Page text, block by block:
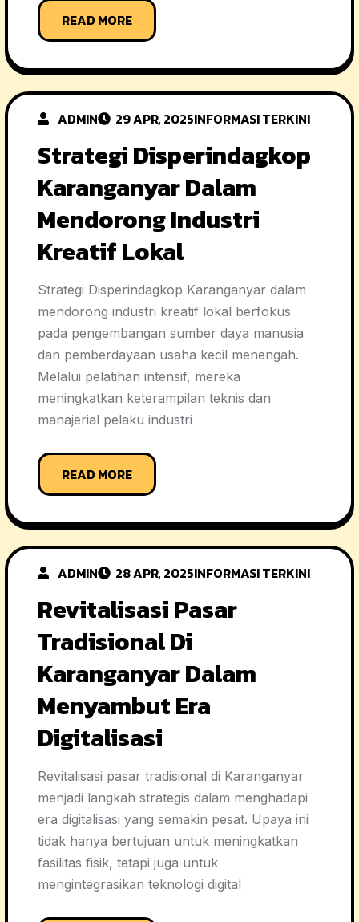
READ MORE
ADMIN 29 APR, 2025INFORMASI TERKINI
Strategi Disperindagkop
Karanganyar Dalam
Mendorong Industri
Kreatif Lokal
Strategi Disperindagkop Karanganyar dalam
mendorong industri kreatif lokal berfokus
pada pengembangan sumber daya manusia
dan pemberdayaan usaha kecil menengah.
Melalui pelatihan intensif, mereka
meningkatkan keterampilan teknis dan
manajerial pelaku industri
READ MORE
ADMIN 28 APR, 2025INFORMASI TERKINI
Revitalisasi Pasar
Tradisional Di
Karanganyar Dalam
Menyambut Era
Digitalisasi
Revitalisasi pasar tradisional di Karanganyar
menjadi langkah strategis dalam menghadapi
era digitalisasi yang semakin pesat. Upaya ini
tidak hanya bertujuan untuk meningkatkan
fasilitas fisik, tetapi juga untuk
mengintegrasikan teknologi digital